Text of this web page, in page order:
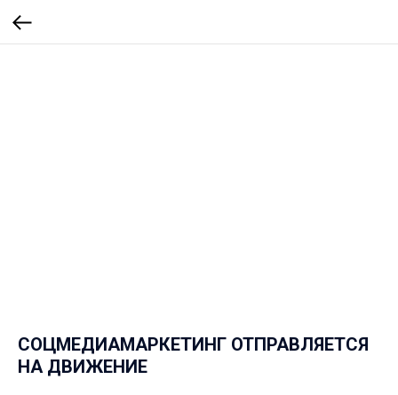
СОЦМЕДИАМАРКЕТИНГ ОТПРАВЛЯЕТСЯ
НА ДВИЖЕНИЕ